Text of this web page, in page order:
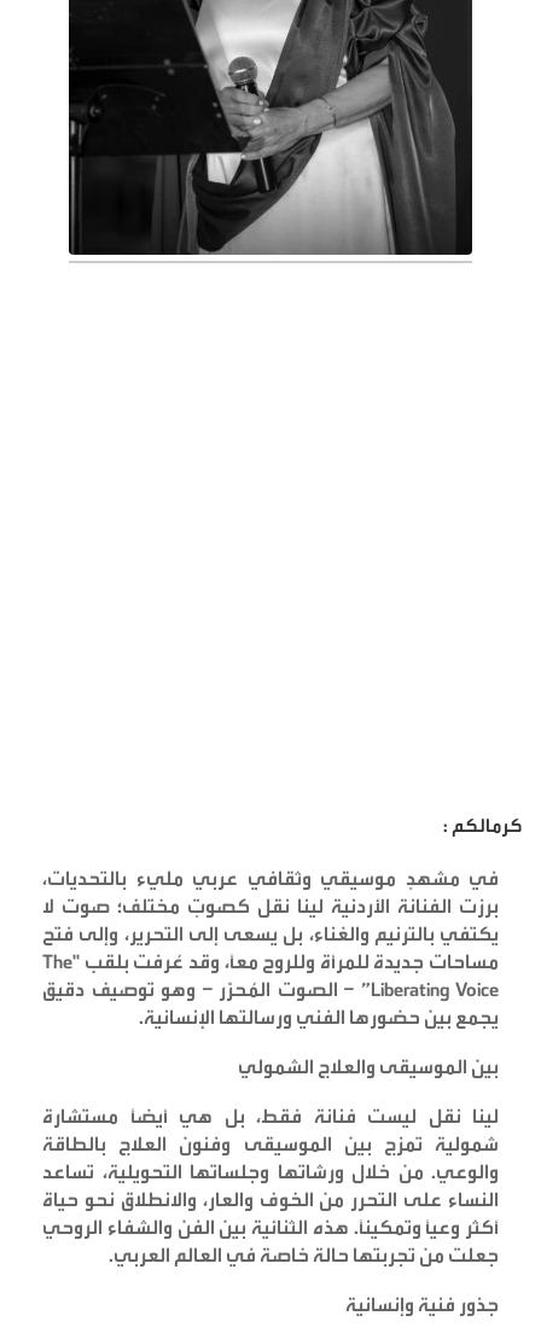
كرمالكم :
في مشهدٍ موسيقي وثقافي عربي مليء بالتحديات،
برزت الفنانة الأردنية لينا نقل كصوتٍ مختلف؛ صوت لا
يكتفي بالترنيم والغناء، بل يسعى إلى التحرير، وإلى فتح
مساحات جديدة للمرأة وللروح معًا، وقد عُرفت بلقب "The
Liberating Voice” –
الصوت المُحرّر – وهو توصيف دقيق
يجمع بين حضورها الفني ورسالتها الإنسانية.
بين الموسيقى والعلاج الشمولي
لينا نقل ليست فنانة فقط، بل هي أيضًا مستشارة
شمولية تمزج بين الموسيقى وفنون العلاج بالطاقة
والوعي. من خلال ورشاتها وجلساتها التحويلية، تساعد
النساء على التحرر من الخوف والعار، والانطلاق نحو حياة
أكثر وعيًا وتمكينًا. هذه الثنائية بين الفن والشفاء الروحي
جعلت من تجربتها حالة خاصة في العالم العربي.
جذور فنية وإنسانية